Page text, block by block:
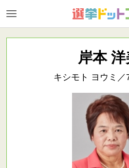
岸本
キシモト ヨウミ／